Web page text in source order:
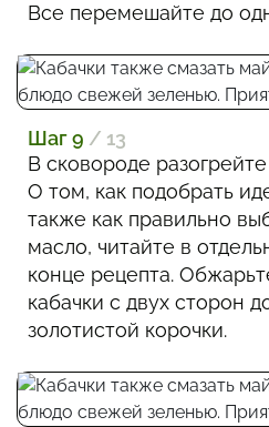
Все перемешайте до
Шаг 9 / 13
В сковороде
О том, как подобрать
также как правильно
масло, читайте в
конце рецепта.
кабачки с двух сторон
золотистой корочки.